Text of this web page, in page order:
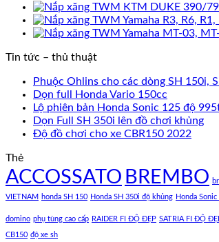
Tin tức – thủ thuật
Phuộc Ohlins cho các dòng SH 150i,
Dọn full Honda Vario 150cc
Lộ phiên bản Honda Sonic 125 độ
Dọn Full SH 350i lên đồ chơi khủng
Độ đồ chơi cho xe CBR150 2022
Thẻ
ACCOSSATO BREMBO
VIETNAM honda SH 150 Honda SH 350i độ khủng Honda
domino phụ tùng cao cấp RAIDER FI ĐỘ ĐẸP SATRIA FI ĐỘ
CB150 độ xe sh